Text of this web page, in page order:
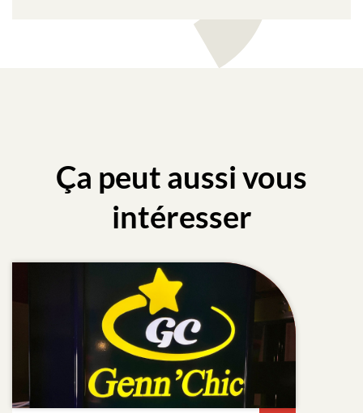
Ça peut aussi vous
intéresser